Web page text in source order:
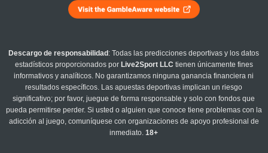
Descargo de responsabilidad : Todas las predicciones deportivas y los datos
estadísticos proporcionados por Live2Sport LLC tienen únicamente fines
informativos y analíticos. No garantizamos ninguna ganancia financiera ni
resultados específicos. Las apuestas deportivas implican un riesgo
significativo; por favor, juegue de forma responsable y solo con fondos que
pueda permitirse perder. Si usted o alguien que conoce tiene problemas con la
adicción al juego, comuníquese con organizaciones de apoyo profesional de
inmediato.18+